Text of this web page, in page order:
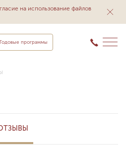
на использование файлов
Годовые программы